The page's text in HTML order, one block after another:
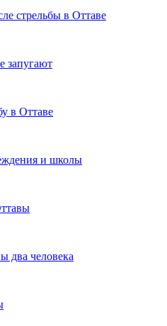
стрельбы в Оттаве
запугают
в Оттаве
и школы
два человека